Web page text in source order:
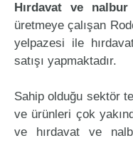
Hırdavat ve nalbur
üretmeye çalışan
yelpazesi ile
satışı yapmaktadır.
Sahip olduğu sektör
ve ürünleri çok
ve hırdavat ve